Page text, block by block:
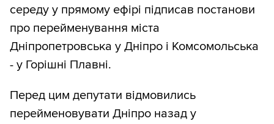
cереду у прямому ефірі підписав постанови
про перейменування міста
Дніпропетровська у Дніпро і Комсомольська
- у Горішні Плавні.
Перед цим депутати відмовились
перейменовувати Дніпро назад у